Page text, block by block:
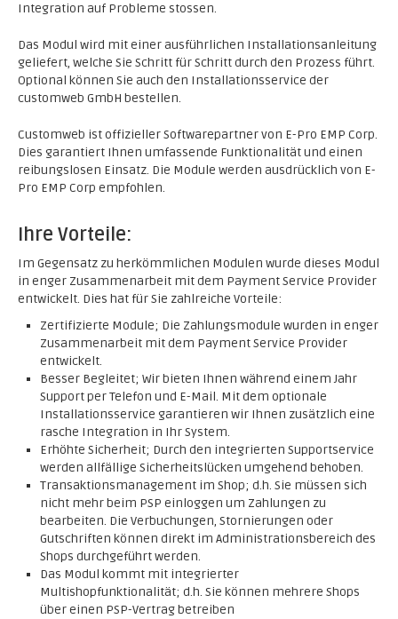
Integration auf Probleme stossen.
Das Modul wird mit einer ausführlichen Installationsanleitung
geliefert, welche Sie Schritt für Schritt durch den Prozess führt.
Optional können Sie auch den Installationsservice der
customweb GmbH bestellen.
Customweb ist offizieller Softwarepartner von E-Pro EMP Corp.
Dies garantiert Ihnen umfassende Funktionalität und einen
reibungslosen Einsatz. Die Module werden ausdrücklich von E-
Pro EMP Corp empfohlen.
Ihre Vorteile:
Im Gegensatz zu herkömmlichen Modulen wurde dieses Modul
in enger Zusammenarbeit mit dem Payment Service Provider
entwickelt. Dies hat für Sie zahlreiche Vorteile:
Zertifizierte Module; Die Zahlungsmodule wurden in enger
Zusammenarbeit mit dem Payment Service Provider
entwickelt.
Besser Begleitet; Wir bieten Ihnen während einem Jahr
Support per Telefon und E-Mail. Mit dem optionale
Installationsservice garantieren wir Ihnen zusätzlich eine
rasche Integration in Ihr System.
Erhöhte Sicherheit; Durch den integrierten Supportservice
werden allfällige Sicherheitslücken umgehend behoben.
Transaktionsmanagement im Shop; d.h. Sie müssen sich
nicht mehr beim PSP einloggen um Zahlungen zu
bearbeiten. Die Verbuchungen, Stornierungen oder
Gutschriften können direkt im Administrationsbereich des
Shops durchgeführt werden.
Das Modul kommt mit integrierter
Multishopfunktionalität; d.h. Sie können mehrere Shops
über einen PSP-Vertrag betreiben